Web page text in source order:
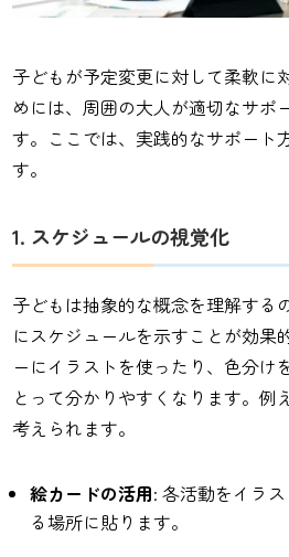
子どもが予定変更に対して柔軟に
めには、周囲の大人が適切なサポ
す。ここでは、実践的なサポート
す。
1. スケジュールの視覚化
子どもは抽象的な概念を理解する
にスケジュールを示すことが効果
ーにイラストを使ったり、色分け
とって分かりやすくなります。例
考えられます。
絵カードの活用: 各活動をイラ
る場所に貼ります。